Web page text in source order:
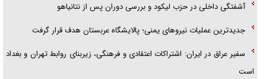
آشفتگی داخلی در حزب لیکود و بررسی دوران پس از نتانیاهو
جدیدترین عملیات نیروهای یمنی؛ پالایشگاه عربستان هدف قرار گرفت
سفیر عراق در ایران: اشتراکات اعتقادی و فرهنگی، زیربنای روابط تهران و بغداد
است